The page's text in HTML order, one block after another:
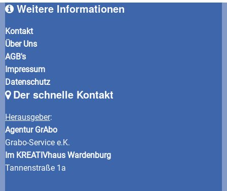
Weitere Informationen
Kontakt
Über Uns
AGB's
Impressum
Datenschutz
Der schnelle Kontakt
Herausgeber:
Agentur GrAbo
Grabo-Service e.K.
Im KREATIVhaus Wardenburg
Tannenstraße 1a